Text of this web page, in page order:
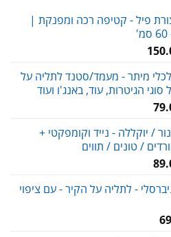
פיל - קטיפה רכה ומפנקת |
המחיר
הוא:
150.00 ₪.
מיתר - מעמד/סטנד לתליה על
הגיטרות, עוד, באנג'ו ועוד
המחיר
הוא:
79.00 ₪.
/ יוקללה - נייד וקומפקטי +
/ טונים / תווים
המחיר
הוא:- לתליה על הקיר - עם ציפוי
המחיר